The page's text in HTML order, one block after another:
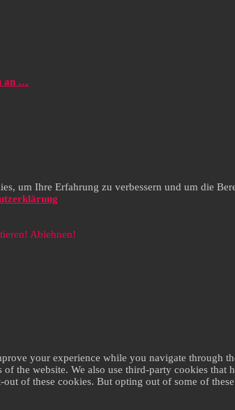
an …
um Ihre Erfahrung zu verbessern und um die
Ablehnen!
your experience while you navigate through
the website. We also use third-party cookies
of these cookies. But opting out of some of